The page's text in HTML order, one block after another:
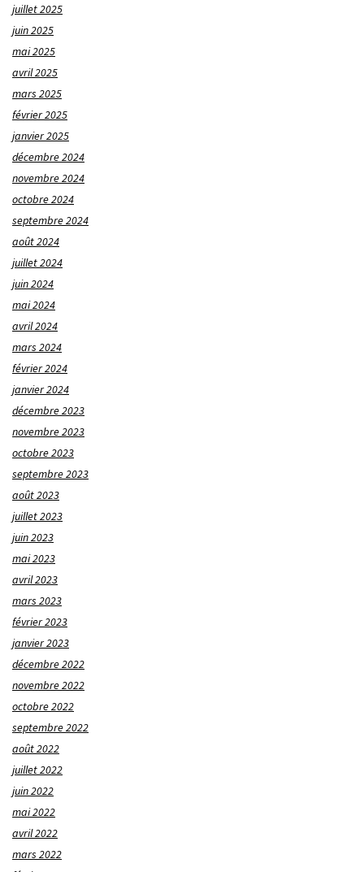
juillet 2025
juin 2025
mai 2025
avril 2025
mars 2025
février 2025
janvier 2025
décembre 2024
novembre 2024
octobre 2024
septembre 2024
août 2024
juillet 2024
juin 2024
mai 2024
avril 2024
mars 2024
février 2024
janvier 2024
décembre 2023
novembre 2023
octobre 2023
septembre 2023
août 2023
juillet 2023
juin 2023
mai 2023
avril 2023
mars 2023
février 2023
janvier 2023
décembre 2022
novembre 2022
octobre 2022
septembre 2022
août 2022
juillet 2022
juin 2022
mai 2022
avril 2022
mars 2022